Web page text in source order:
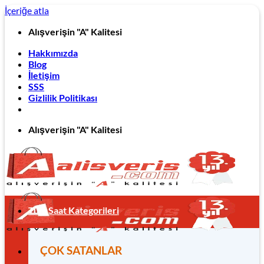
İçeriğe atla
Alışverişin "A" Kalitesi
Hakkımızda
Blog
İletişim
SSS
Gizlilik Politikası
Alışverişin "A" Kalitesi
Tüm Saat Kategorileri
ÇOK SATANLAR